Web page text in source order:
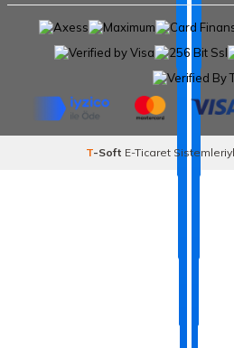
T-Soft E-Ticaret